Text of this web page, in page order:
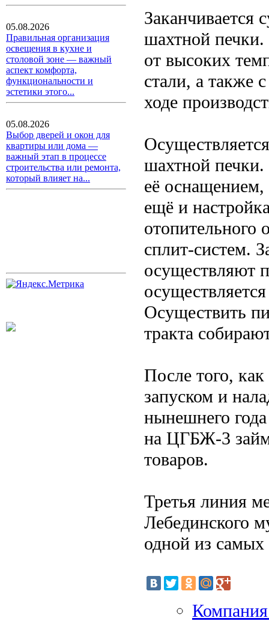
05.08.2026
Правильная организация
освещения в кухне и
столовой зоне — важный
аспект комфорта,
функциональности и
эстетики этого...
05.08.2026
Выбор дверей и окон для
квартиры или дома —
важный этап в процессе
строительства или ремонта,
который влияет на...
Заканчивается
шахтной печки.
от высоких
стали, а также
ходе
шахтной печки.
её
ещё и
отопительного
сплит-систем.
осуществляют
Осуществить
тракта
После того,
запуском и
нынешнего
на ЦГБЖ-3
товаров.
Третья линия
Лебединского
одной из